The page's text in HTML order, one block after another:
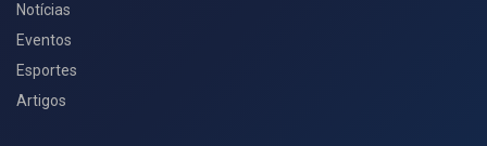
Notícias
Eventos
Esportes
Artigos